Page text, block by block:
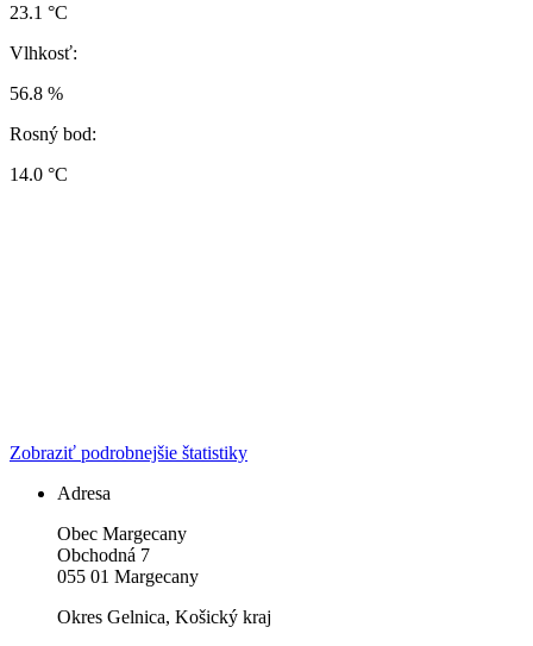
23.1 °C
Vlhkosť:
56.8 %
Rosný bod:
14.0 °C
Zobraziť podrobnejšie štatistiky
Adresa
Obec Margecany
Obchodná 7
055 01 Margecany
Okres Gelnica, Košický kraj